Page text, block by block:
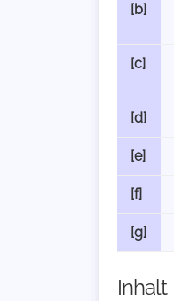
[b]
[c]
[d]
[e]
[f]
[g]
Inhalt